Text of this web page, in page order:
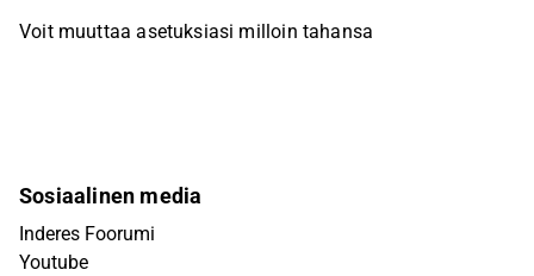
Voit muuttaa asetuksiasi milloin tahansa
Sosiaalinen media
Inderes Foorumi
Youtube